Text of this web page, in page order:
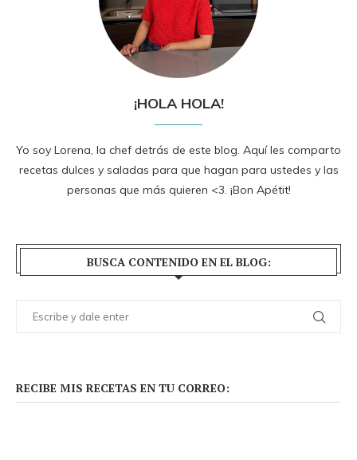
¡HOLA HOLA!
Yo soy Lorena, la chef detrás de este blog. Aquí les comparto
recetas dulces y saladas para que hagan para ustedes y las
personas que más quieren <3. ¡Bon Apétit!
BUSCA CONTENIDO EN EL BLOG:
RECIBE MIS RECETAS EN TU CORREO: